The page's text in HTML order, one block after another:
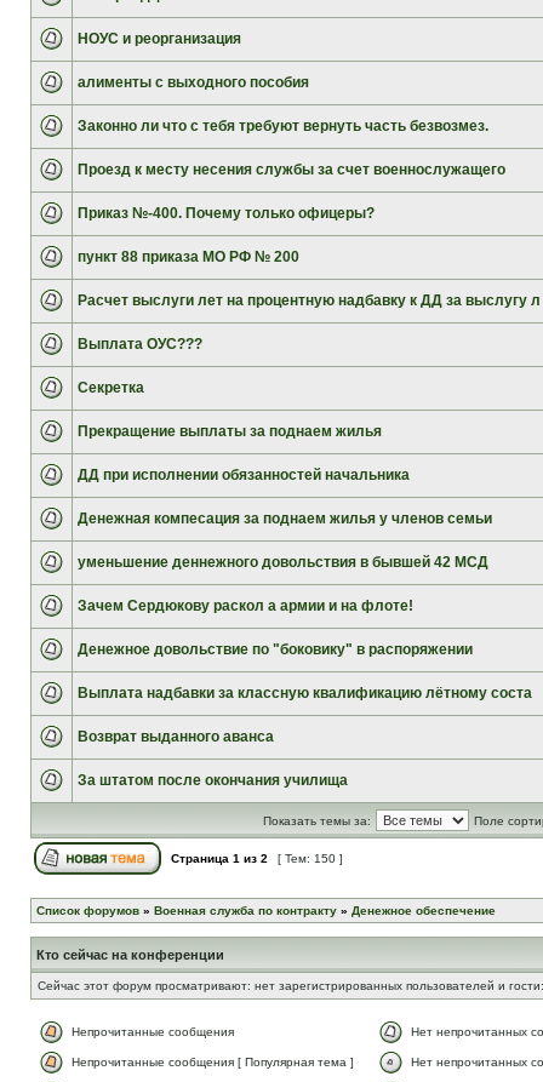
НОУС и реорганизация
алименты с выходного пособия
Законно ли что с тебя требуют вернуть часть безвозмез.
Проезд к месту несения службы за счет военнослужащего
Приказ №-400. Почему только офицеры?
пункт 88 приказа МО РФ № 200
Расчет выслуги лет на процентную надбавку к ДД за выслугу л
Выплата ОУС???
Секретка
Прекращение выплаты за поднаем жилья
ДД при исполнении обязанностей начальника
Денежная компесация за поднаем жилья у членов семьи
уменьшение деннежного довольствия в бывшей 42 МСД
Зачем Сердюкову раскол а армии и на флоте!
Денежное довольствие по "боковику" в распоряжении
Выплата надбавки за классную квалификацию лётному соста
Возврат выданного аванса
За штатом после окончания училища
Показать темы за: Поле
Страница 1 из 2 [ Тем: 150 ]
Список форумов » Военная служба по контракту » Денежное обеспечение
Кто сейчас на конференции
Сейчас этот форум просматривают: нет зарегистрированных пользователей и
Непрочитанные сообщения Нет непрочитанных
Непрочитанные сообщения [ Популярная тема ] Нет непрочитанных